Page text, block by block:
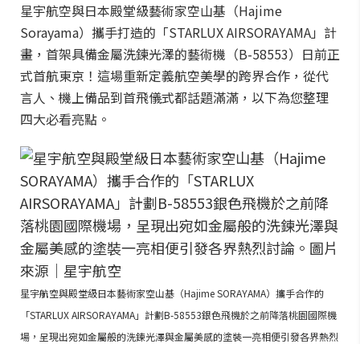
星宇航空與日本殿堂級藝術家空山基（Hajime
Sorayama）攜手打造的「STARLUX AIRSORAYAMA」計
畫，首架具備金屬洗鍊光澤的藝術機（B-58553）日前正
式首航東京！這場重新定義航空美學的跨界合作，從代
言人、機上備品到首飛儀式都話題滿滿，以下為您整理
四大必看亮點。
星宇航空與殿堂級日本藝術家空山基（Hajime SORAYAMA）攜手合作的
「STARLUX AIRSORAYAMA」計劃B-58553銀色飛機於之前降落桃園國際機
場，呈現出宛如金屬般的洗鍊光澤與金屬美感的塗裝一亮相便引發各界熱烈